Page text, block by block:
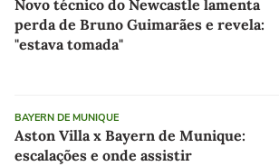
Novo técnico do Newcastle lamenta
perda de Bruno Guimarães e revela:
"estava tomada"
BAYERN DE MUNIQUE
Aston Villa x Bayern de Munique:
escalações e onde assistir